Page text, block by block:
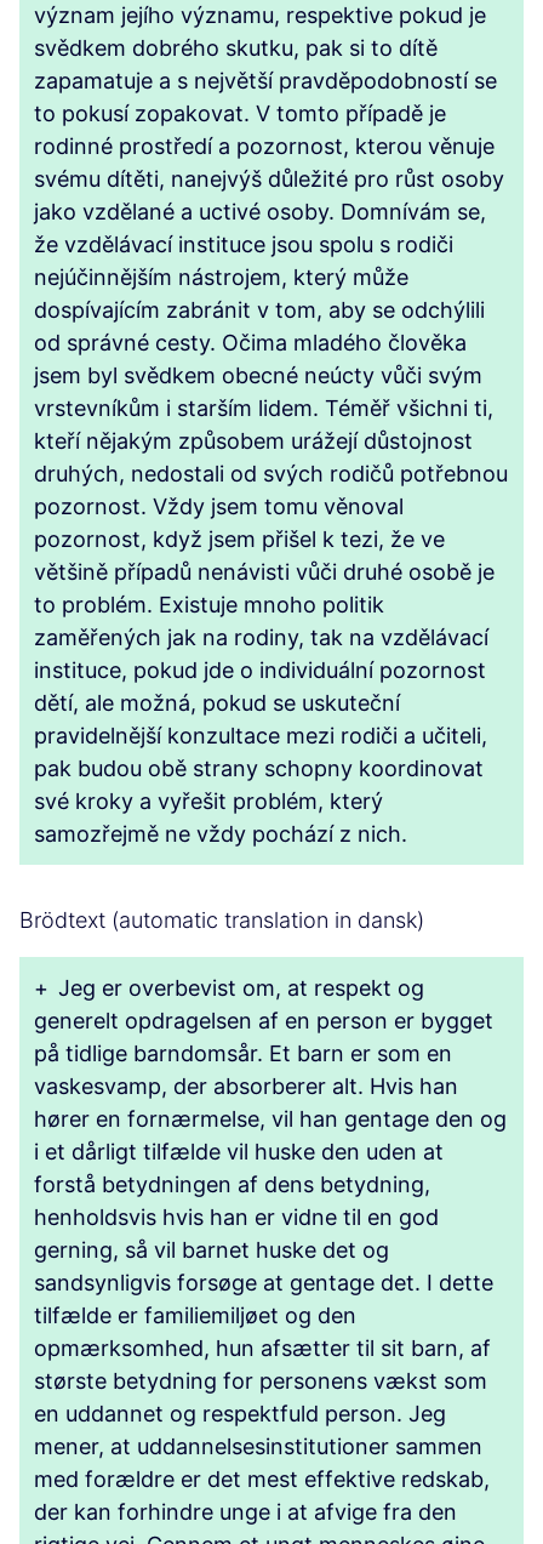
význam jejího významu, respektive pokud je
svědkem dobrého skutku, pak si to dítě
zapamatuje a s největší pravděpodobností se
to pokusí zopakovat. V tomto případě je
rodinné prostředí a pozornost, kterou věnuje
svému dítěti, nanejvýš důležité pro růst osoby
jako vzdělané a uctivé osoby. Domnívám se,
že vzdělávací instituce jsou spolu s rodiči
nejúčinnějším nástrojem, který může
dospívajícím zabránit v tom, aby se odchýlili
od správné cesty. Očima mladého člověka
jsem byl svědkem obecné neúcty vůči svým
vrstevníkům i starším lidem. Téměř všichni ti,
kteří nějakým způsobem urážejí důstojnost
druhých, nedostali od svých rodičů potřebnou
pozornost. Vždy jsem tomu věnoval
pozornost, když jsem přišel k tezi, že ve
většině případů nenávisti vůči druhé osobě je
to problém. Existuje mnoho politik
zaměřených jak na rodiny, tak na vzdělávací
instituce, pokud jde o individuální pozornost
dětí, ale možná, pokud se uskuteční
pravidelnější konzultace mezi rodiči a učiteli,
pak budou obě strany schopny koordinovat
své kroky a vyřešit problém, který
samozřejmě ne vždy pochází z nich.
Brödtext (automatic translation in dansk)
+ Jeg er overbevist om, at respekt og
generelt opdragelsen af en person er bygget
på tidlige barndomsår. Et barn er som en
vaskesvamp, der absorberer alt. Hvis han
hører en fornærmelse, vil han gentage den og
i et dårligt tilfælde vil huske den uden at
forstå betydningen af dens betydning,
henholdsvis hvis han er vidne til en god
gerning, så vil barnet huske det og
sandsynligvis forsøge at gentage det. I dette
tilfælde er familiemiljøet og den
opmærksomhed, hun afsætter til sit barn, af
største betydning for personens vækst som
en uddannet og respektfuld person. Jeg
mener, at uddannelsesinstitutioner sammen
med forældre er det mest effektive redskab,
der kan forhindre unge i at afvige fra den